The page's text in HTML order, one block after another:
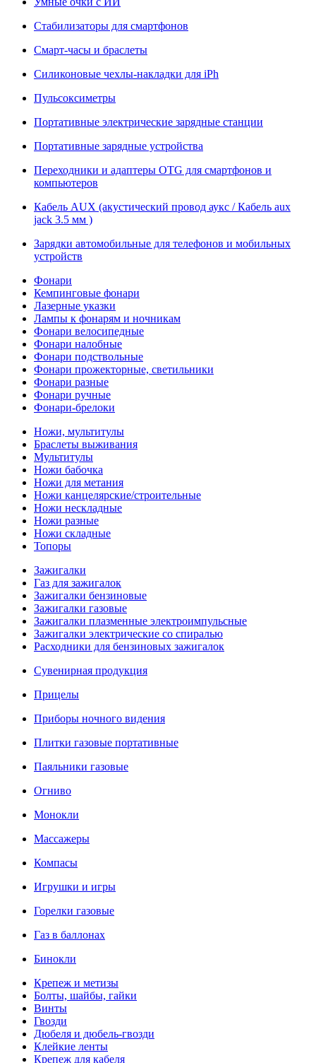
Стабилизаторы для смартфонов
Смарт-часы и браслеты
Силиконовые чехлы-накладки для iPh
Пульсоксиметры
Портативные электрические зарядные станции
Портативные зарядные устройства
Переходники и адаптеры OTG для смартфонов и
компьютеров
Кабель AUX (акустический провод аукс / Кабель aux
jack 3.5 мм )
Зарядки автомобильные для телефонов и мобильных
устройств
Фонари
Кемпинговые фонари
Лазерные указки
Лампы к фонарям и ночникам
Фонари велосипедные
Фонари налобные
Фонари подствольные
Фонари прожекторные, светильники
Фонари разные
Фонари ручные
Фонари-брелоки
Ножи, мультитулы
Браслеты выживания
Мультитулы
Ножи бабочка
Ножи для метания
Ножи канцелярские/строительные
Ножи нескладные
Ножи разные
Ножи складные
Топоры
Зажигалки
Газ для зажигалок
Зажигалки бензиновые
Зажигалки газовые
Зажигалки плазменные электроимпульсные
Зажигалки электрические со спиралью
Расходники для бензиновых зажигалок
Сувенирная продукция
Прицелы
Приборы ночного видения
Плитки газовые портативные
Паяльники газовые
Огниво
Монокли
Массажеры
Компасы
Игрушки и игры
Горелки газовые
Газ в баллонах
Бинокли
Крепеж и метизы
Болты, шайбы, гайки
Винты
Гвозди
Дюбеля и дюбель-гвозди
Клейкие ленты
Крепеж для кабеля